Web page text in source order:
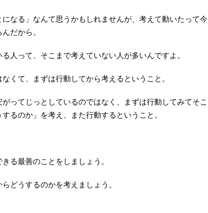
になる」なんて思うかもしれませんが、考えて動いたって今
だから。
人って、そこまで考えていない人が多いんですよ。
くて、まずは行動してから考えるということ。
がってじっとしているのではなく、まずは行動してみてそこ
るのか」を考え、また行動するということ。
る最善のことをしましょう。
どうするのかを考えましょう。